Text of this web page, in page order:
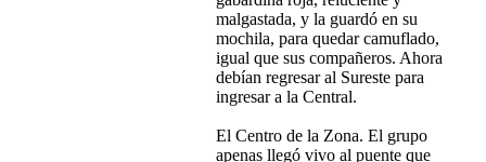
malgastada, y la guardó en su
mochila, para quedar camuflado,
igual que sus compañeros. Ahora
debían regresar al Sureste para
ingresar a la Central.
El Centro de la Zona. El grupo
apenas llegó vivo al puente que